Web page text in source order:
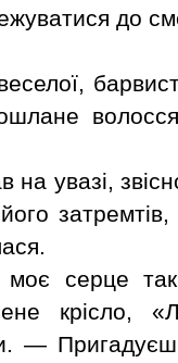
до
увазі,
серце
крісло,
—